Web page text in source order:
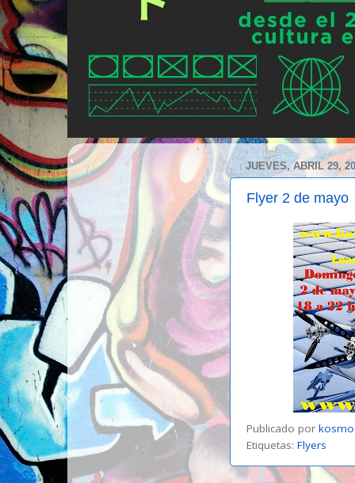
JUEVES, ABRIL 29,
Flyer 2 de mayo
Publicado por
Etiquetas: Flyers